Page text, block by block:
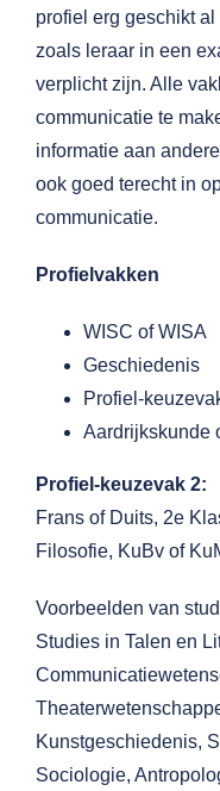
profiel erg geschikt
zoals leraar in een
verplicht zijn. Alle
communicatie te
informatie aan
ook goed terecht in
communicatie.
Profielvakken
WISC of WISA
Geschiedenis
Profiel-
Aardrijkskunde
Profiel-keuzevak 2:
Frans of Duits, 2e
Filosofie, KuBv of
Voorbeelden van
Studies in Talen en
Kunstgeschiedenis,
Sociologie,